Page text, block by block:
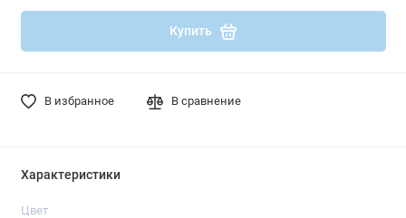
Купить
В избранное В сравнение
Характеристики
Цвет